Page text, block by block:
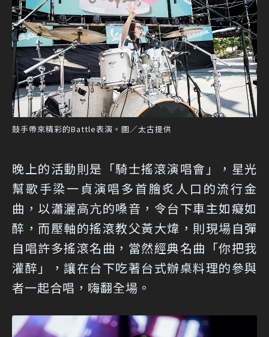
鼓手帶來精彩的Battle表演。圖／太古提供
晚上的活動則是「騎士搖滾演唱會」，星光
幫歌手梁一貞演唱多首膾炙人口的流行金
曲，以瀟灑高亢的嗓音，令台下車主如癡如
醉，而壓軸的搖滾教父黃大煒，則現場自彈
自唱許多搖滾名曲，當然經典名曲「你把我
灌醉」，讓在台下吃著台式辦桌料理的參與
者一起合唱，嗨翻全場。